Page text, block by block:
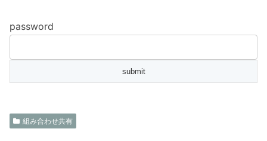
password
組み合わせ共有